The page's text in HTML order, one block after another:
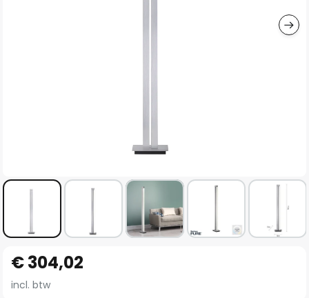
naar
het
€ 304,02
incl. btw